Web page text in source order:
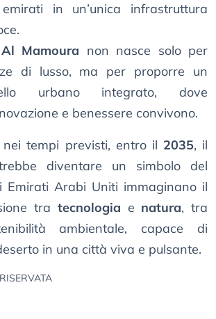
in un’unica infrastruttura
Al Mamoura non nasce solo per
di lusso, ma per proporre un
urbano integrato, dove
e benessere convivono.
nei tempi previsti, entro il 2035, il
diventare un simbolo del
Emirati Arabi Uniti immaginano il
tra tecnologia e natura, tra
ambientale, capace di
in una città viva e pulsante.